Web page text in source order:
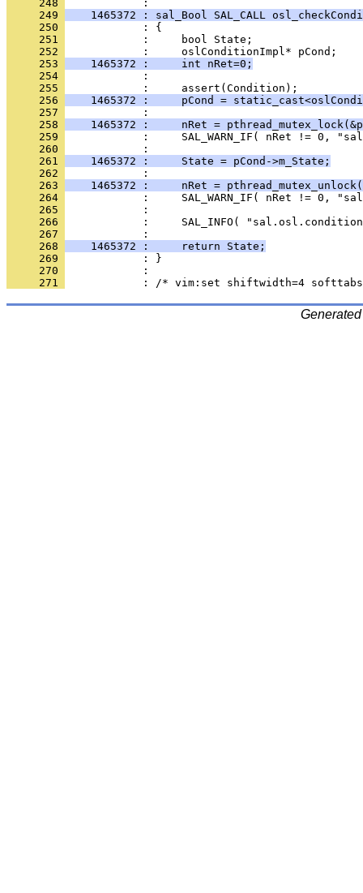
     248
     249
1465372 : sal_Bool SAL_CALL
     250
     251
     252
     253
    1465372 :     int nRet=0;
     254
     255
     256
1465372 :     pCond =
     257
     258
1465372 :     nRet =
     259
     260
     261
    1465372 :     State = pCond->m_State;
     262
     263
1465372 :     nRet =
     264
     265
     266
     267
     268
    1465372 :     return State;
     269
     270
     271